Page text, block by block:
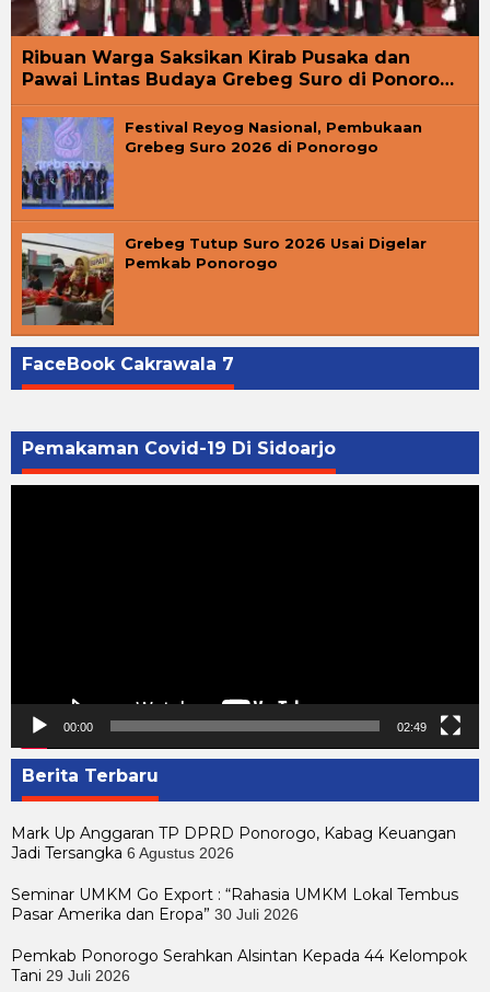
Ribuan Warga Saksikan Kirab Pusaka dan
Pawai Lintas Budaya Grebeg Suro di Ponoro…
Festival Reyog Nasional, Pembukaan
Grebeg Suro 2026 di Ponorogo
Grebeg Tutup Suro 2026 Usai Digelar
Pemkab Ponorogo
FaceBook Cakrawala 7
Pemakaman Covid-19 Di Sidoarjo
00:00 02:49
Berita Terbaru
Mark Up Anggaran TP DPRD Ponorogo, Kabag Keuangan
Jadi Tersangka 6 Agustus 2026
Seminar UMKM Go Export : “Rahasia UMKM Lokal Tembus
Pasar Amerika dan Eropa” 30 Juli 2026
Pemkab Ponorogo Serahkan Alsintan Kepada 44 Kelompok
Tani 29 Juli 2026